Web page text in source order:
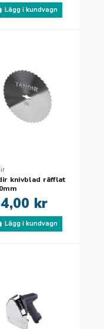
Lägg i kundvagn
knivblad räfflat
kr
Lägg i kundvagn